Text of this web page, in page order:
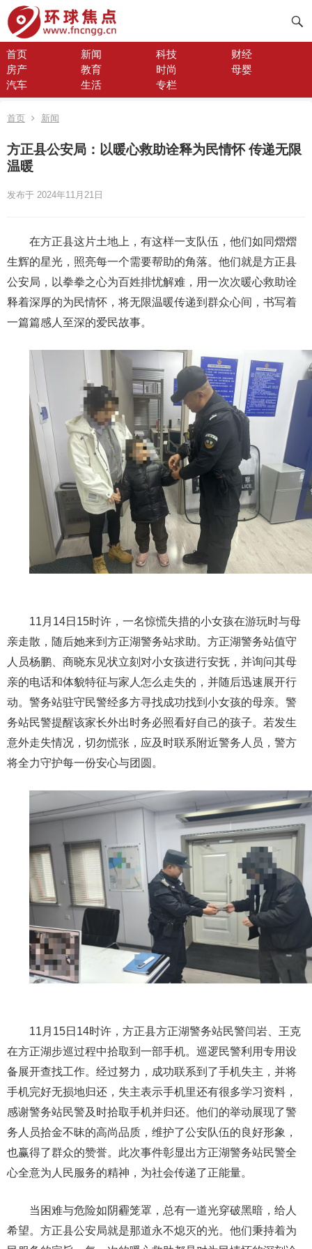
首页 新闻 科技
财经
房产
教育 时尚
母婴
汽车
生活 专栏
首页 新闻
方正县公安局：以暖心救助诠释为民情怀 传递无限
温暖
发布于 2024年11月21日
在方正县这片土地上，有这样一支队伍，他们如同熠熠
生辉的星光，照亮每一个需要帮助的角落。他们就是方正县
公安局，以拳拳之心为百姓排忧解难，用一次次暖心救助诠
释着深厚的为民情怀，将无限温暖传递到群众心间，书写着
一篇篇感人至深的爱民故事。
11月14日15时许，一名惊慌失措的小女孩在游玩时与母
亲走散，随后她来到方正湖警务站求助。方正湖警务站值守
人员杨鹏、商晓东见状立刻对小女孩进行安抚，并询问其母
亲的电话和体貌特征与家人怎么走失的，并随后迅速展开行
动。警务站驻守民警经多方寻找成功找到小女孩的母亲。警
务站民警提醒该家长外出时务必照看好自己的孩子。若发生
意外走失情况，切勿慌张，应及时联系附近警务人员，警方
将全力守护每一份安心与团圆。
11月15日14时许，方正县方正湖警务站民警闫岩、王克
在方正湖步巡过程中拾取到一部手机。巡逻民警利用专用设
备展开查找工作。经过努力，成功联系到了手机失主，并将
手机完好无损地归还，失主表示手机里还有很多学习资料，
感谢警务站民警及时拾取手机并归还。他们的举动展现了警
务人员拾金不昧的高尚品质，维护了公安队伍的良好形象，
也赢得了群众的赞誉。此次事件彰显出方正湖警务站民警全
心全意为人民服务的精神，为社会传递了正能量。
当困难与危险如阴霾笼罩，总有一道光穿破黑暗，给人
希望。方正县公安局就是那道永不熄灭的光。他们秉持着为